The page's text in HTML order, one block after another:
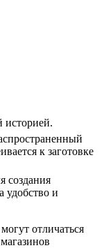
историей.
к заготовке
создания
удобство и
отличаться